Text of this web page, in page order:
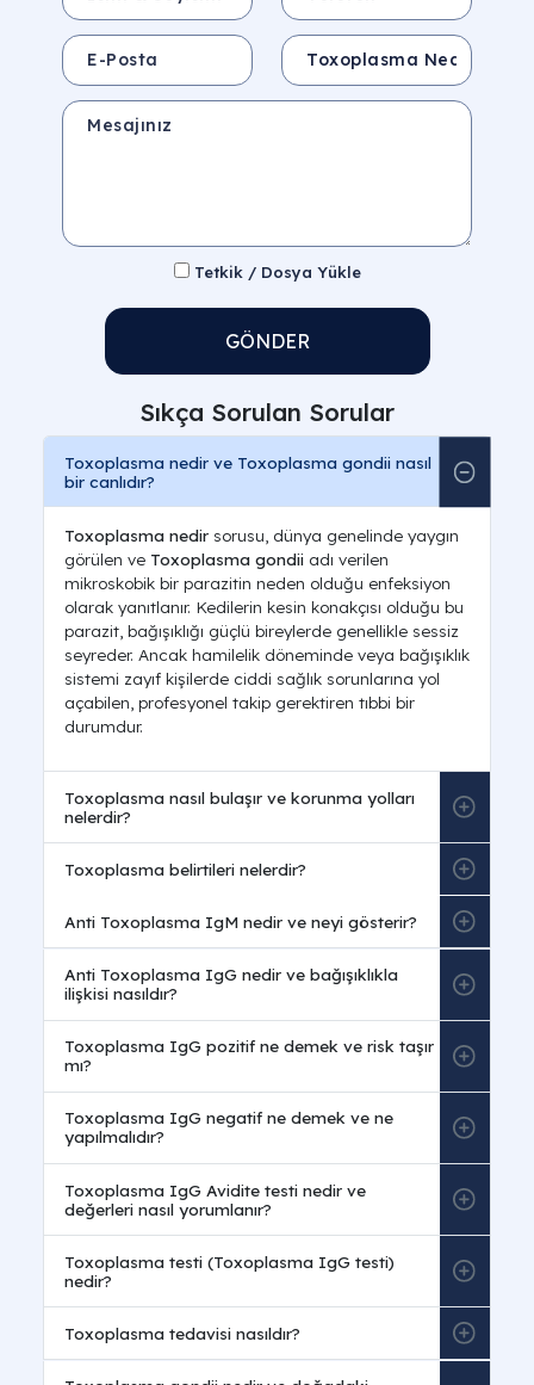
E-Posta Konu
Mesajınız
Tetkik / Dosya Yükle
GÖNDER